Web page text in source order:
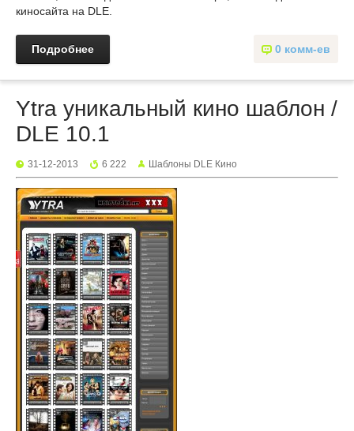
киносайта на DLE.
0 комм-ев
Подробнее
Ytra уникальный кино шаблон /
DLE 10.1
31-12-2013 6 222 Шаблоны DLE Кино